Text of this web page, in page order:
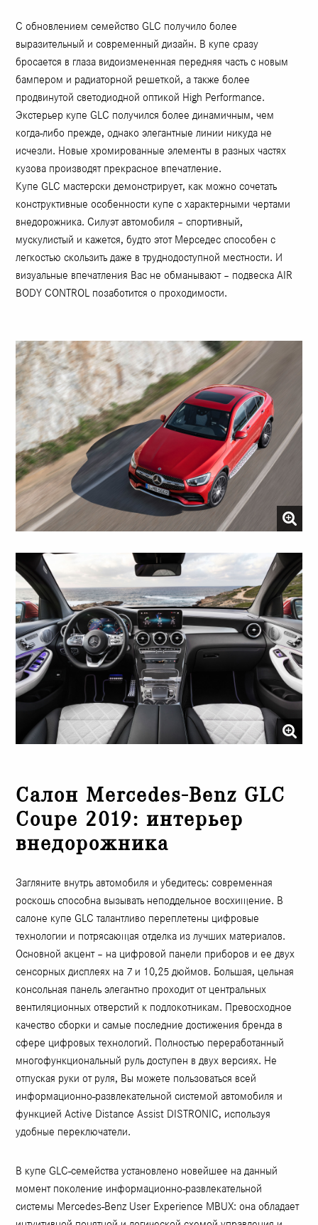
С обновлением семейство GLC получило более
выразительный и современный дизайн. В купе сразу
бросается в глаза видоизмененная передняя часть с новым
бампером и радиаторной решеткой, а также более
продвинутой светодиодной оптикой High Performance.
Экстерьер купе GLC получился более динамичным, чем
когда-либо прежде, однако элегантные линии никуда не
исчезли. Новые хромированные элементы в разных частях
кузова производят прекрасное впечатление.
Купе GLC мастерски демонстрирует, как можно сочетать
конструктивные особенности купе с характерными чертами
внедорожника. Силуэт автомобиля – спортивный,
мускулистый и кажется, будто этот Мерседес способен с
легкостью скользить даже в труднодоступной местности. И
визуальные впечатления Вас не обманывают – подвеска AIR
BODY CONTROL позаботится о проходимости.
Салон Mercedes-Benz GLC
Coupe 2019: интерьер
внедорожника
Загляните внутрь автомобиля и убедитесь: современная
роскошь способна вызывать неподдельное восхищение. В
салоне купе GLC талантливо переплетены цифровые
технологии и потрясающая отделка из лучших материалов.
Основной акцент – на цифровой панели приборов и ее двух
сенсорных дисплеях на 7 и 10,25 дюймов. Большая, цельная
консольная панель элегантно проходит от центральных
вентиляционных отверстий к подлокотникам. Превосходное
качество сборки и самые последние достижения бренда в
сфере цифровых технологий. Полностью переработанный
многофункциональный руль доступен в двух версиях. Не
отпуская руки от руля, Вы можете пользоваться всей
информационно-развлекательной системой автомобиля и
функцией Active Distance Assist DISTRONIC, используя
удобные переключатели.
В купе GLC-семейства установлено новейшее на данный
момент поколение информационно-развлекательной
системы Mercedes-Benz User Experience MBUX: она обладает